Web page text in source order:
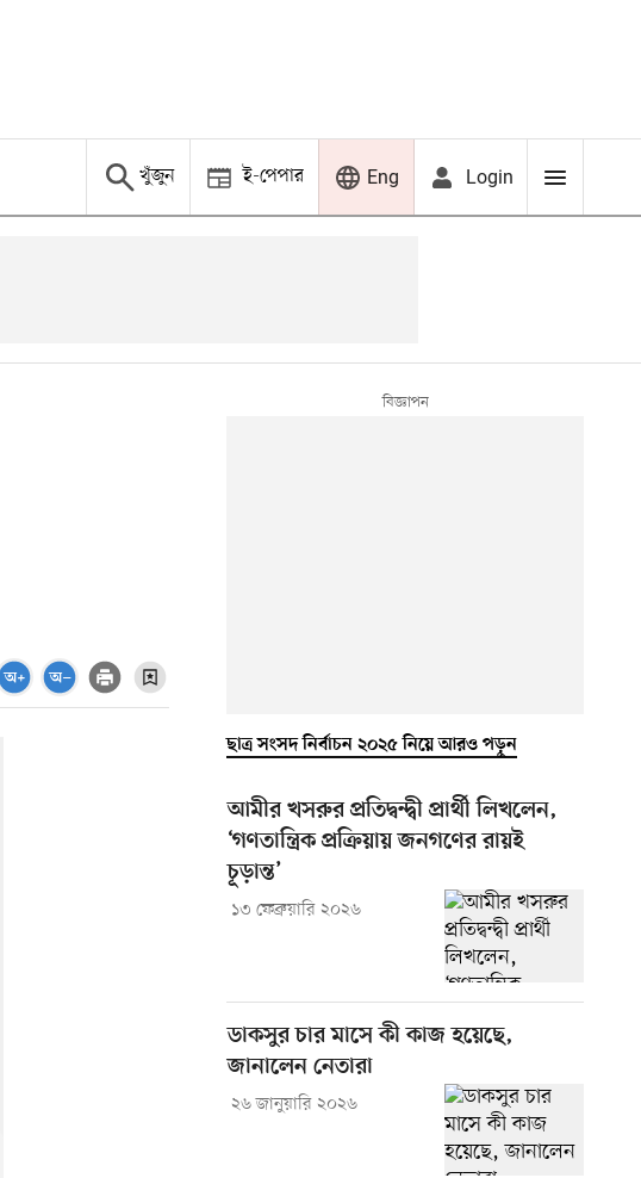
খুঁজুন ই-পেপার Eng Login
ছাত্র সংসদ নির্বাচন ২০২৫ নিয়ে আরও পড়ুন
আমীর খসরুর প্রতিদ্বন্দ্বী প্রার্থী লিখলেন,
‘গণতান্ত্রিক প্রক্রিয়ায় জনগণের রায়ই
চূড়ান্ত’
১৩ ফেব্রুয়ারি ২০২৬
ডাকসুর চার মাসে কী কাজ হয়েছে,
জানালেন নেতারা
২৬ জানুয়ারি ২০২৬